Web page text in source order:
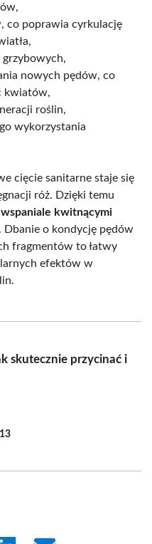
co poprawia cyrkulację
nowych pędów, co
kwiatów,
roślin,
wykorzystania
cięcie sanitarne staje się
róż. Dzięki temu
kwitnącymi
. Dbanie o kondycję pędów
fragmentów to łatwy
efektów w
skutecznie przycinać i
13